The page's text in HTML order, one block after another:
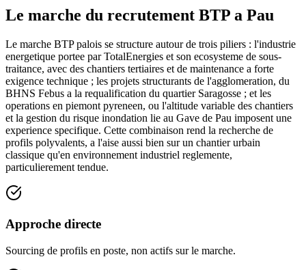
Le marche du recrutement BTP a Pau
Le marche BTP palois se structure autour de trois piliers : l'industrie
energetique portee par TotalEnergies et son ecosysteme de sous-
traitance, avec des chantiers tertiaires et de maintenance a forte
exigence technique ; les projets structurants de l'agglomeration, du
BHNS Febus a la requalification du quartier Saragosse ; et les
operations en piemont pyreneen, ou l'altitude variable des chantiers
et la gestion du risque inondation lie au Gave de Pau imposent une
experience specifique. Cette combinaison rend la recherche de
profils polyvalents, a l'aise aussi bien sur un chantier urbain
classique qu'en environnement industriel reglemente,
particulierement tendue.
Approche directe
Sourcing de profils en poste, non actifs sur le marche.